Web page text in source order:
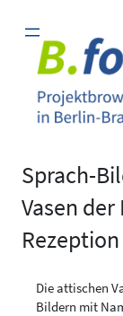
Inhalt
springen
Sprach-
Vasen
Rezeption
Die attischen
Bildern mit